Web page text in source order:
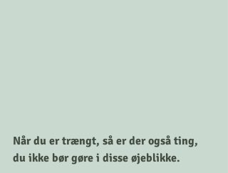
Når du er trængt, så er der også ting,
du ikke bør gøre i disse øjeblikke.